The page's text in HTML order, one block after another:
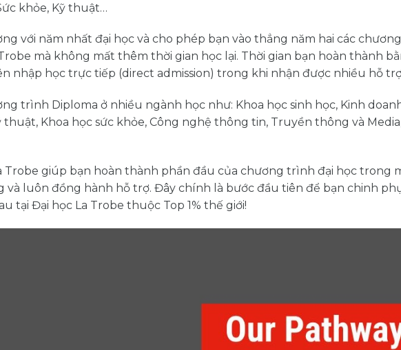
khỏe, Kỹ thuật…
với năm nhất đại học và cho phép bạn vào thẳng năm hai các
mà không mất thêm thời gian học lại. Thời gian bạn hoàn thành
nhập học trực tiếp (direct admission) trong khi nhận được nhiều hỗ
trình Diploma ở nhiều ngành học như: Khoa học sinh học, Kinh
Khoa học sức khỏe, Công nghệ thông tin, Truyền thông và
Trobe giúp bạn hoàn thành phần đầu của chương trình đại học trong
luôn đồng hành hỗ trợ. Đây chính là bước đầu tiên để bạn chinh
tại Đại học La Trobe thuộc Top 1% thế giới!